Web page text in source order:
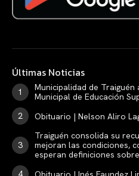
Últimas Noticias
Municipalidad de
Municipal de Educación
Obituario | Nelson Aliro
Traiguén consolida su
mejoran las condiciones,
esperan definiciones